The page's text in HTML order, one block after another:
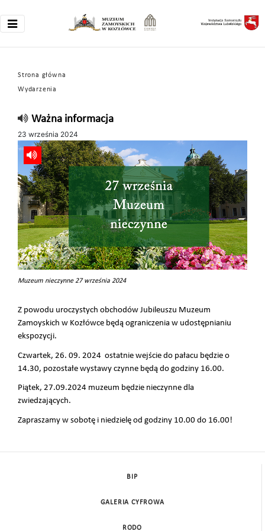
Strona główna
Wydarzenia
Ważna informacja
23 września 2024
Muzeum nieczynne 27 września 2024
Z powodu uroczystych obchodów Jubileuszu Muzeum
Zamoyskich w Kozłówce będą ograniczenia w udostępnianiu
ekspozycji.
Czwartek, 26. 09. 2024 ostatnie wejście do pałacu będzie o
14.30, pozostałe wystawy czynne będą do godziny 16.00.
Piątek, 27.09.2024 muzeum będzie nieczynne dla
zwiedzających.
Zapraszamy w sobotę i niedzielę od godziny 10.00 do 16.00!
BIP
GALERIA CYFROWA
RODO